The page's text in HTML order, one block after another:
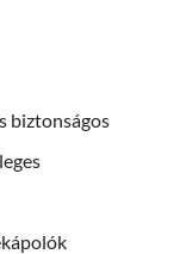
biztonságos